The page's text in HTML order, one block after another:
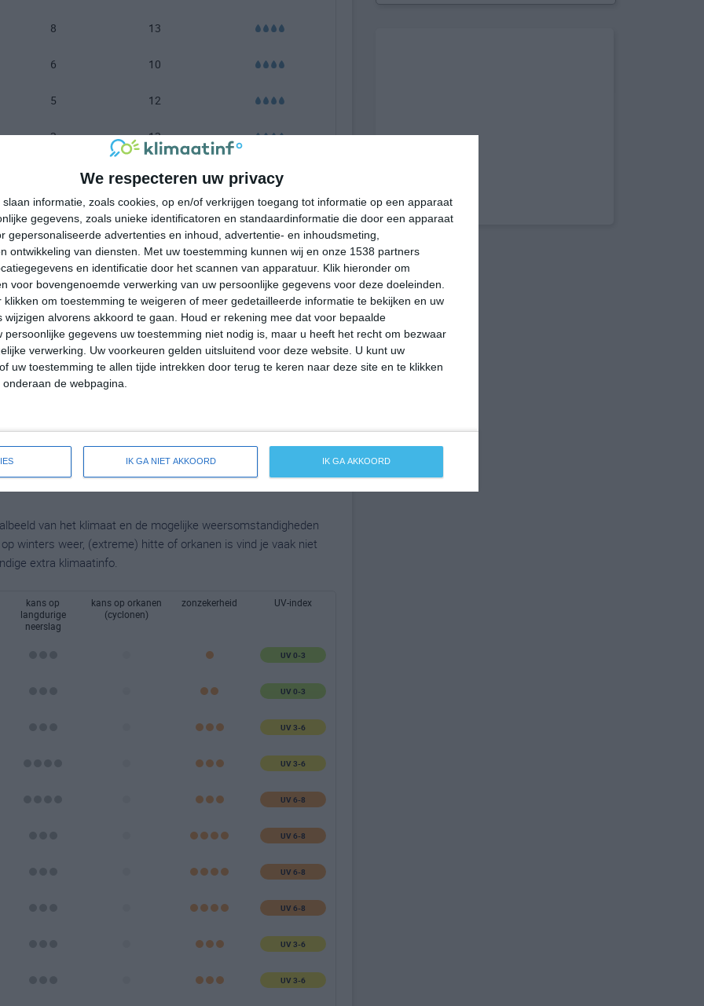
We respecteren uw privacy
slaan informatie, zoals cookies, op en/of verkrijgen toegang tot informatie op een apparaat
gegevens, zoals unieke identificatoren en standaardinformatie die door een apparaat
gepersonaliseerde advertenties en inhoud, advertentie- en inhoudsmeting,
ontwikkeling van diensten.
Met uw toestemming kunnen wij en onze 1538 partners
en identificatie door het scannen van apparatuur. Klik hieronder om
voor bovengenoemde verwerking van uw persoonlijke gegevens voor deze doeleinden.
klikken om toestemming te weigeren of meer gedetailleerde informatie te bekijken en uw
alvorens akkoord te gaan.
Houd er rekening mee dat voor bepaalde
persoonlijke gegevens uw toestemming niet nodig is, maar u heeft het recht om bezwaar
verwerking. Uw voorkeuren gelden uitsluitend voor deze website. U kunt uw
uw toestemming te allen tijde intrekken door terug te keren naar deze site en te klikken
de webpagina.
IK GA NIET AKKOORD IK GA AKKOORD
8 13
6 10
5 12
3 13
11
101-200 mm = meer dan 200 mm =
van het klimaat en de mogelijke weersomstandigheden
winters weer, (extreme) hitte of orkanen is vind je vaak niet
extra klimaatinfo.
kans op
langdurige
neerslag
kans op orkanen
(cyclonen)
zonzekerheid UV-index
UV 0-3
UV 0-3
UV 3-6
UV 3-6
UV 6-8
UV 6-8
UV 6-8
UV 6-8
UV 3-6
UV 3-6